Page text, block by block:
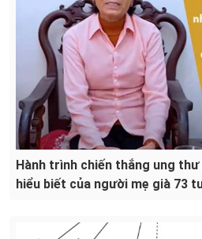
Hành trình chiến thắng ung
hiểu biết của người mẹ già 73